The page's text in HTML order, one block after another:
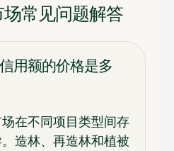
常见问题解答
用额的价格是多
在不同项目类型间存
造林、再造林和植被